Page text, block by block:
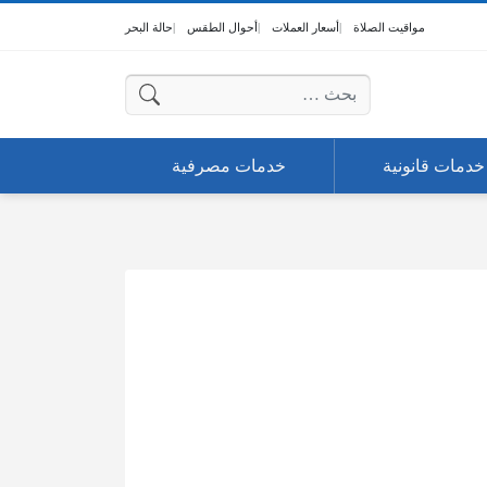
مواقيت الصلاة أسعار العملات أحوال الطقس حالة البحر
البحث عن:
خدمات قانونية خدمات مصرفية